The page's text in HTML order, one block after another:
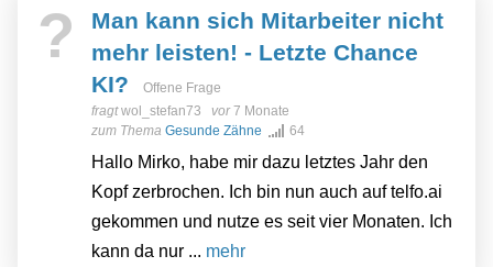
?
Man kann sich Mitarbeiter nicht
mehr leisten! - Letzte Chance
KI?
Offene Frage
fragtwol_stefan73 vor7 Monate
zum Thema Gesunde Zähne 64
Hallo Mirko, habe mir dazu letztes Jahr den
Kopf zerbrochen. Ich bin nun auch auf telfo.ai
gekommen und nutze es seit vier Monaten. Ich
kann da nur ... mehr